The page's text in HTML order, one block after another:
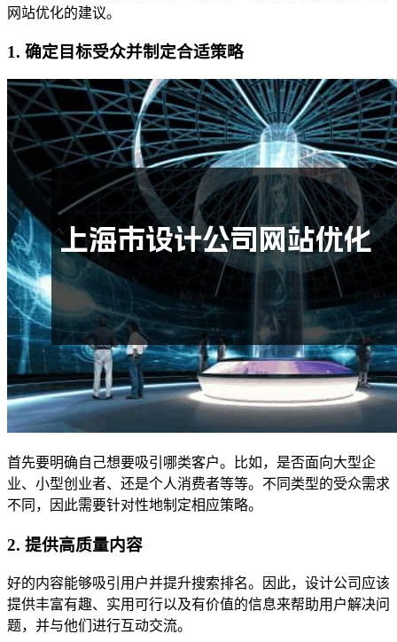
网站优化的建议。
1. 确定目标受众并制定合适策略
首先要明确自己想要吸引哪类客户。比如，是否面向大型企
业、小型创业者、还是个人消费者等等。不同类型的受众需求
不同，因此需要针对性地制定相应策略。
2. 提供高质量内容
好的内容能够吸引用户并提升搜索排名。因此，设计公司应该
提供丰富有趣、实用可行以及有价值的信息来帮助用户解决问
题，并与他们进行互动交流。